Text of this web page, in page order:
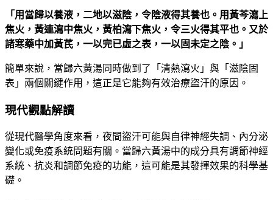
「用當歸以養液，二地以滋陰，令陰液得其養也。用黃芩瀉上
焦火，黃連瀉中焦火，黃柏瀉下焦火，令三火得其平也。又於
諸寒藥中加黃芪，一以完已虛之表，一以固未定之陰。」
簡單來說，當歸六黃湯同時做到了「清熱瀉火」與「滋陰固
表」兩個關鍵作用，這正是它能夠有效治療盜汗的原因。
現代觀點解讀
從現代醫學角度來看，夜間盜汗可能與自律神經失調、內分泌
變化或免疫系統問題有關。當歸六黃湯中的成分具有調節神經
系統、抗炎和調節免疫的功能，這可能是其發揮效果的科學基
礎。